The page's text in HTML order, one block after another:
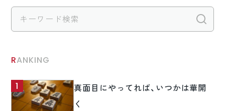
RANKING
真面目にやってれば、いつかは華開
く